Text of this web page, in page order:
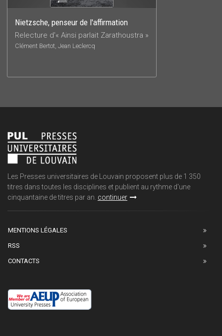
Nietzsche, penseur de l'affirmation
Relecture d'« Ainsi parlait Zarathoustra »
Clément Bertot, Jean Leclercq
Les Presses universitaires de Louvain proposent plus de 1 350
titres dans toutes les disciplines et publient au rythme d'une
cinquantaine de titres par an. continuer
MENTIONS LÉGALES
RSS
CONTACTS